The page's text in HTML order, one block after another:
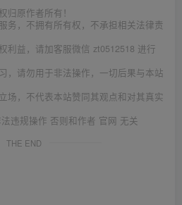
归原作者所有！
务，不拥有所有权，不承担相关法律责
利益，请加客服微信 zt0512518 进行
，请勿用于非法操作，一切后果与本站
场，不代表本站赞同其观点和对其真实
违规操作 否则和作者 官网 无关
THE END